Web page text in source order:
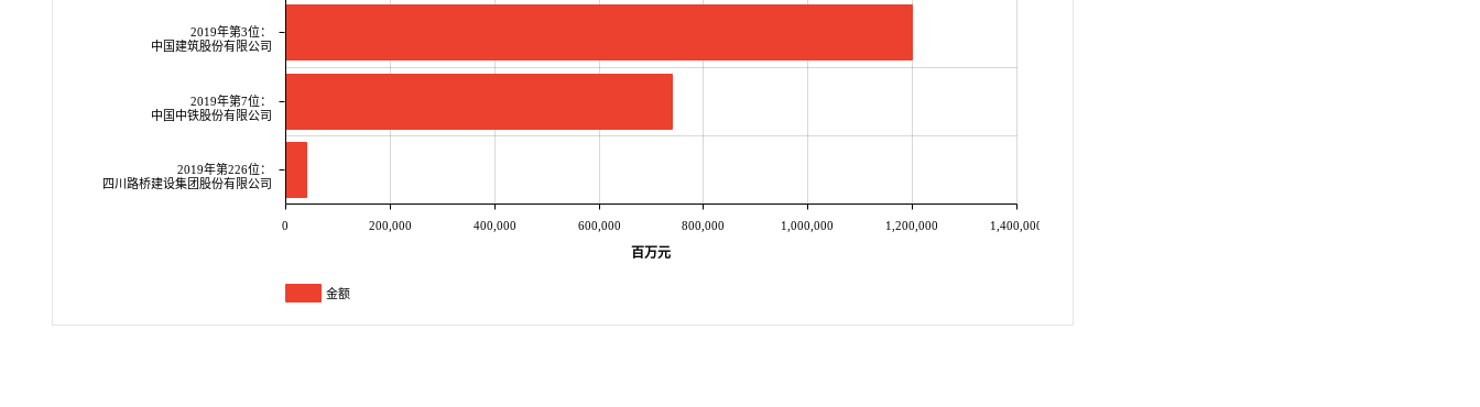
2019年第3位：
中国建筑股份有限公司
2019年第7位：
中国中铁股份有限公司
2019年第226位：
四川路桥建设集团股份有限公司
0 200,000 400,000 600,000 800,000 1,000,000 1,200,000 1,400,000
百万元
金额